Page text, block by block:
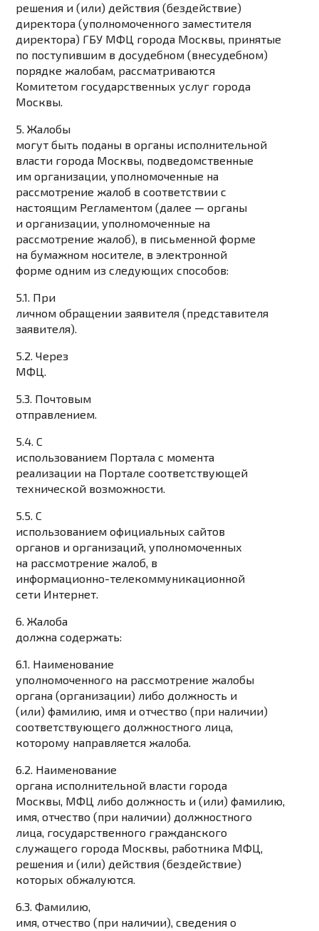
решения и (или) действия (бездействие)
директора (уполномоченного заместителя
директора) ГБУ МФЦ города Москвы, принятые
по поступившим в досудебном (внесудебном)
порядке жалобам, рассматриваются
Комитетом государственных услуг города
Москвы.
5. Жалобы
могут быть поданы в органы исполнительной
власти города Москвы, подведомственные
им организации, уполномоченные на
рассмотрение жалоб в соответствии с
настоящим Регламентом (далее — органы
и организации, уполномоченные на
рассмотрение жалоб), в письменной форме
на бумажном носителе, в электронной
форме одним из следующих способов:
5.1. При
личном обращении заявителя (представителя
заявителя).
5.2. Через
МФЦ.
5.3. Почтовым
отправлением.
5.4. С
использованием Портала с момента
реализации на Портале соответствующей
технической возможности.
5.5. С
использованием официальных сайтов
органов и организаций, уполномоченных
на рассмотрение жалоб, в
информационно-телекоммуникационной
сети Интернет.
6. Жалоба
должна содержать:
6.1. Наименование
уполномоченного на рассмотрение жалобы
органа (организации) либо должность и
(или) фамилию, имя и отчество (при наличии)
соответствующего должностного лица,
которому направляется жалоба.
6.2. Наименование
органа исполнительной власти города
Москвы, МФЦ либо должность и (или) фамилию,
имя, отчество (при наличии) должностного
лица, государственного гражданского
служащего города Москвы, работника МФЦ,
решения и (или) действия (бездействие)
которых обжалуются.
6.3. Фамилию,
имя, отчество (при наличии), сведения о